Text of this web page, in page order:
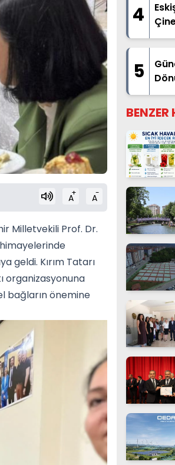
A+ A-
Milletvekili Prof. Dr.
geldi. Kırım Tatarı
organizasyonuna
bağların önemine
4
5
BENZER